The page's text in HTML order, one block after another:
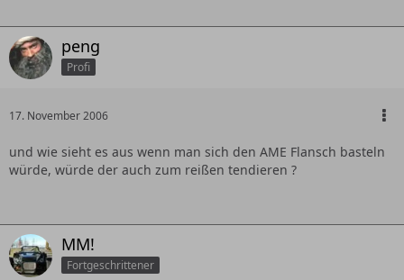
peng
Profi
17. November 2006
und wie sieht es aus wenn man sich den AME Flansch basteln
würde, würde der auch zum reißen tendieren ?
MM!
Fortgeschrittener